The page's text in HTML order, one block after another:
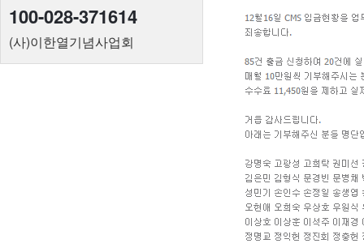
100-028-371614
(사)이한열기념사업회